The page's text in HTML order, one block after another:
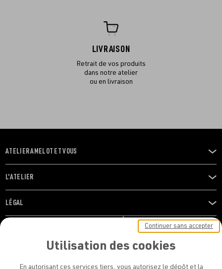
LIVRAISON
Retrait de vos produits
dans notre atelier
ou en livraison
OUVRIR
LE
MENU
ATELIER AMELOT ET VOUS
OUVRIR
LE
MENU
L'ATELIER
OUVRIR
LE
LÉGAL
RESTONS EN CONTACT ! ABONNEZ-VOUS À NOTRE
Utilisation des cookies
En autorisant ces services tiers, vous autorisez le dépôt et la
Continuer sans accepter